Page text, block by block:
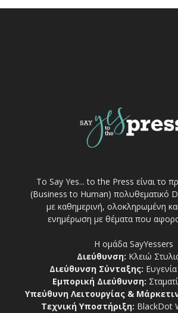
Το Say Yes... to the Press είναι το
(Business to Human) πολυθεματικό
με καθημερινή, ολοκληρωμένη
ενημέρωση με θέματα που
Η ομάδα SayYessers
Διεύθυνση: Κλειώ
Διεύθυνση Σύνταξης:
Εμπορική Διεύθυνση:
Υπεύθυνη Λειτουργίας &
Τεχνική Υποστήριξη: BlackDot